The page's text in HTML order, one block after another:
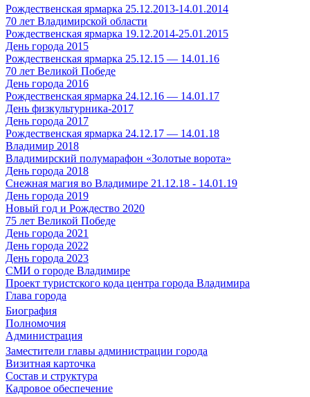
Рождественская ярмарка 25.12.2013-14.01.2014
70 лет Владимирской области
Рождественская ярмарка 19.12.2014-25.01.2015
День города 2015
Рождественская ярмарка 25.12.15 — 14.01.16
70 лет Великой Победе
День города 2016
Рождественская ярмарка 24.12.16 — 14.01.17
День физкультурника-2017
День города 2017
Рождественская ярмарка 24.12.17 — 14.01.18
Владимир 2018
Владимирский полумарафон «Золотые ворота»
День города 2018
Снежная магия во Владимире 21.12.18 - 14.01.19
День города 2019
Новый год и Рождество 2020
75 лет Великой Победе
День города 2021
День города 2022
День города 2023
СМИ о городе Владимире
Проект туристского кода центра города Владимира
Глава города
Биография
Полномочия
Администрация
Заместители главы администрации города
Визитная карточка
Состав и структура
Кадровое обеспечение